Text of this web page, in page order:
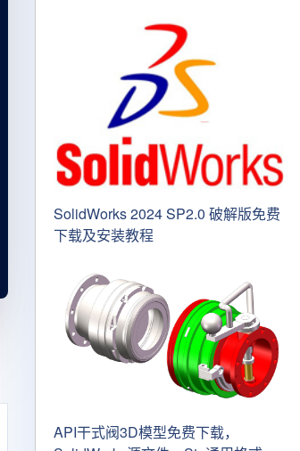
SolidWorks 2024 SP2.0 破解版免费
下载及安装教程
API干式阀3D模型免费下载，